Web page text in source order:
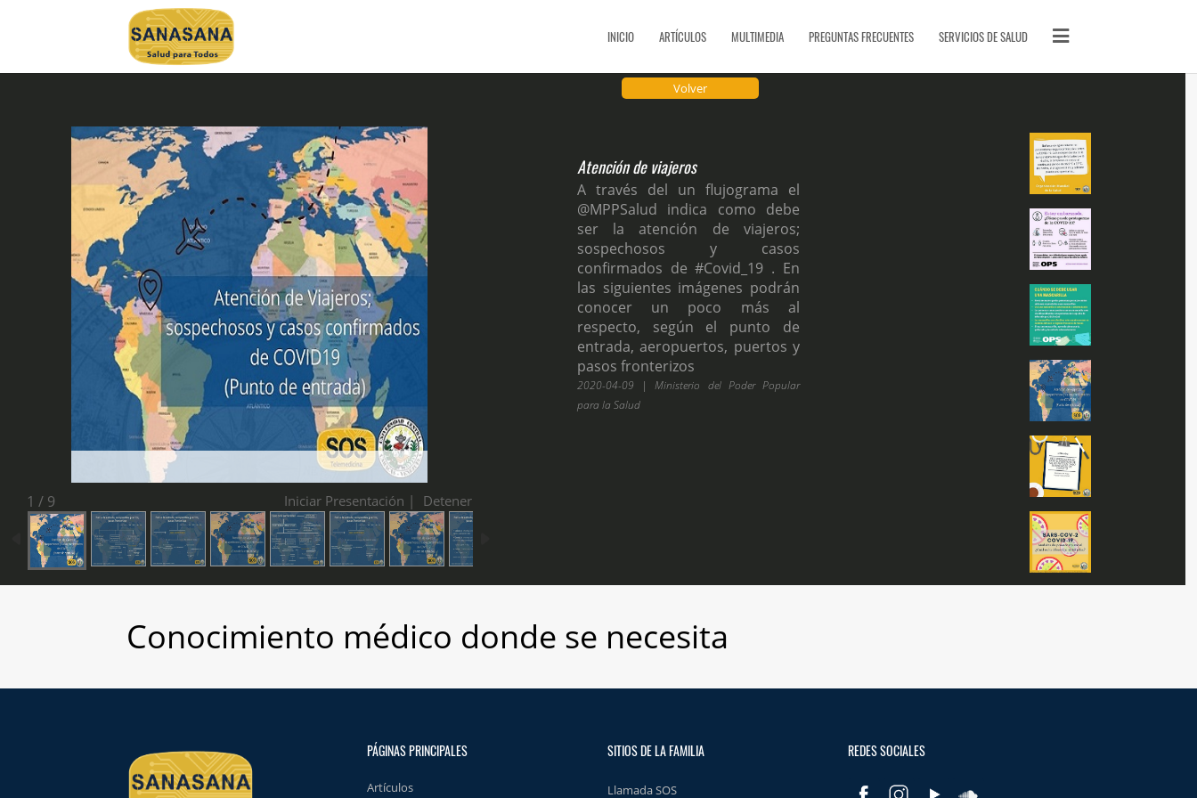
PÁGINAS DE INTERÉS
SITIOS DE LA FAMILIA
Llamada SOS
SOS Cursos en línea
Videoclases y videotutoriales
Vitae Academia Biomédica Digital
Proyecto ECHO-UCV
SanaSana, Salud para todos
Artículos
Malaria
Serpientes de Venezuela
Escorpiones
Quiénes Somos
Glosario
Contactos
REDES SOCIALES
INICIO ARTÍCULOS MULTIMEDIA PREGUNTAS FRECUENTES SERVICIOS DE SALUD
Volver
Atención de viajeros
A través del un flujograma el
@MPPSalud indica como debe
ser la atención de viajeros;
sospechosos y casos
confirmados de #Covid_19 . En
las siguientes imágenes podrán
conocer un poco más al
respecto, según el punto de
entrada, aeropuertos, puertos y
pasos fronterizos
2020-04-09 | Ministerio del Poder Popular
para la Salud
1 / 9 Iniciar Presentación | Detener
Conocimiento médico donde se necesita
PÁGINAS PRINCIPALES
Artículos
SITIOS DE LA FAMILIA
Llamada SOS
REDES SOCIALES